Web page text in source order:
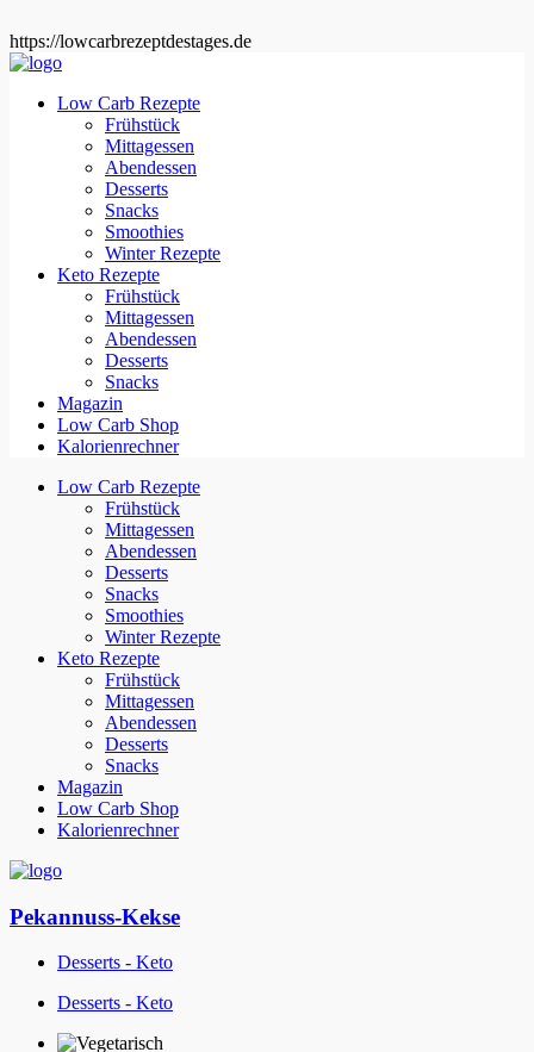
https://lowcarbrezeptdestages.de
Low Carb Rezepte
Frühstück
Mittagessen
Abendessen
Desserts
Snacks
Smoothies
Winter Rezepte
Keto Rezepte
Frühstück
Mittagessen
Abendessen
Desserts
Snacks
Magazin
Low Carb Shop
Kalorienrechner
Low Carb Rezepte
Frühstück
Mittagessen
Abendessen
Desserts
Snacks
Smoothies
Winter Rezepte
Keto Rezepte
Frühstück
Mittagessen
Abendessen
Desserts
Snacks
Magazin
Low Carb Shop
Kalorienrechner
Pekannuss-Kekse
Desserts - Keto
Desserts - Keto